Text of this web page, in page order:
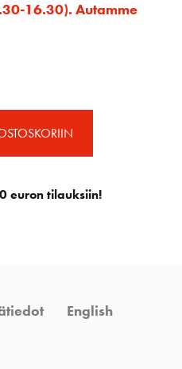
16.30). Autamme
euron tilauksiin!
English